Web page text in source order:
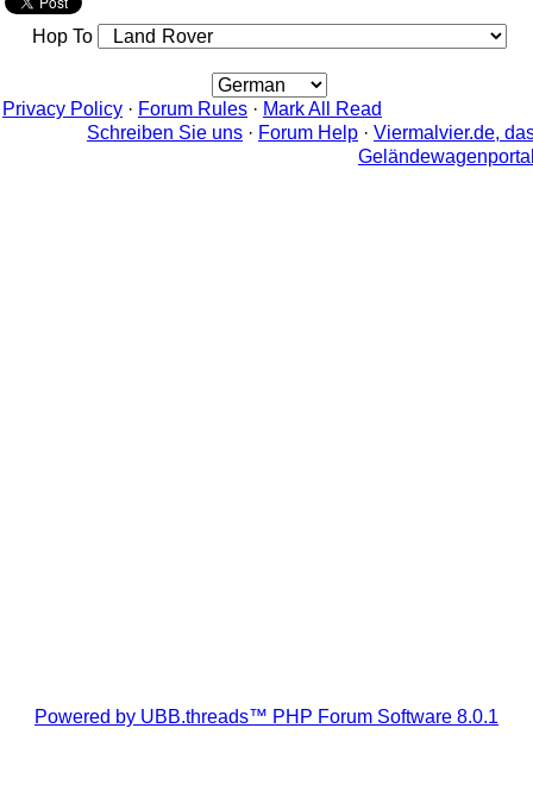
Hop To
Privacy Policy · Forum Rules · Mark All Read
Schreiben Sie uns · Forum Help · Viermalvier.de,
Powered by UBB.threads™ PHP Forum Software 8.0.1